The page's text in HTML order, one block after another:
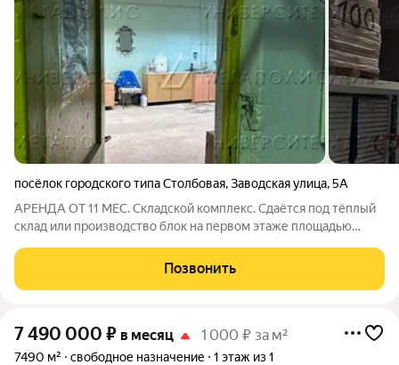
посёлок городского типа Столбовая,Заводская улица,5А
АРЕНДА ОТ 11 МЕС. Складской комплекс. Сдаётся под тёплый
склад или производство блок на первом этаже площадью
Стандартная отделка. Есть охрана. Электрическая мощность
300 кВт.НДС включен. Лот
Позвонить
7 490 000 ₽ в месяц 1 000 ₽ за м²
7490 м² свободное назначение 1 этаж из 1